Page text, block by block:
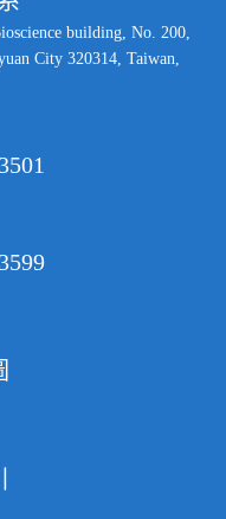
building, No. 200,
City 320314, Taiwan,